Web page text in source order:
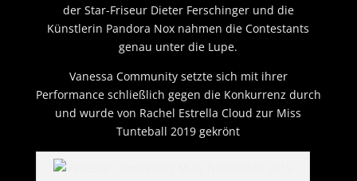
der Star-Friseur Dieter Ferschinger und die
Künstlerin Pandora Nox nahmen die Contestants
genau unter die Lupe.
Vanessa Community setzte sich mit ihrer
Performance schließlich gegen die Konkurrenz durch
und wurde von Rachel Estrella Cloud zur Miss
Tunteball 2019 gekrönt